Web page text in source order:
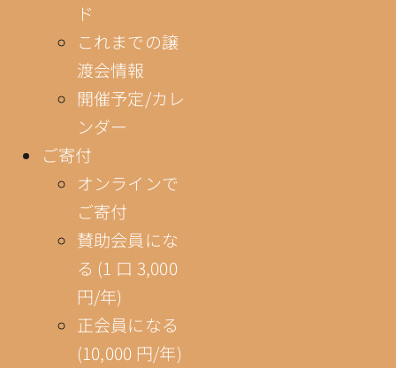
ド
これまでの譲
渡会情報
開催予定/カレ
ンダー
ご寄付
オンラインで
ご寄付
賛助会員にな
る (1 口 3,000
円/年)
正会員になる
(10,000 円/年)